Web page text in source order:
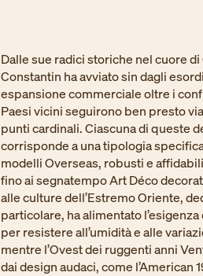
Dalle sue radici storiche nel cuore
Constantin ha avviato sin dagli
espansione commerciale oltre i
Paesi vicini seguirono ben presto
punti cardinali. Ciascuna di queste
corrisponde a una tipologia
modelli Overseas, robusti e
fino ai segnatempo Art Déco
alle culture dell’Estremo Oriente,
particolare, ha alimentato
per resistere all’umidità e alle
mentre l’Ovest dei ruggenti anni
dai design audaci, come l’American